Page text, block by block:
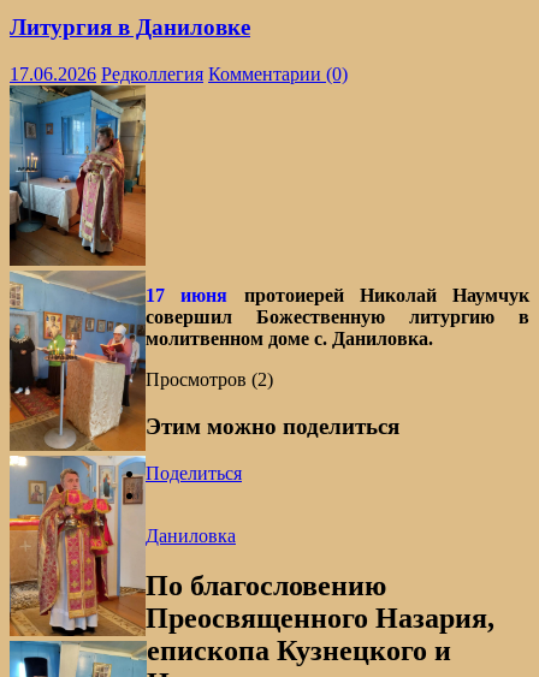
Литургия в Даниловке
17.06.2026 Редколлегия Комментарии (0)
17 июня протоиерей Николай Наумчук
совершил Божественную литургию в
молитвенном доме с. Даниловка.
Просмотров (2)
Этим можно поделиться
Поделиться
Даниловка
По благословению
Преосвященного Назария,
епископа Кузнецкого и